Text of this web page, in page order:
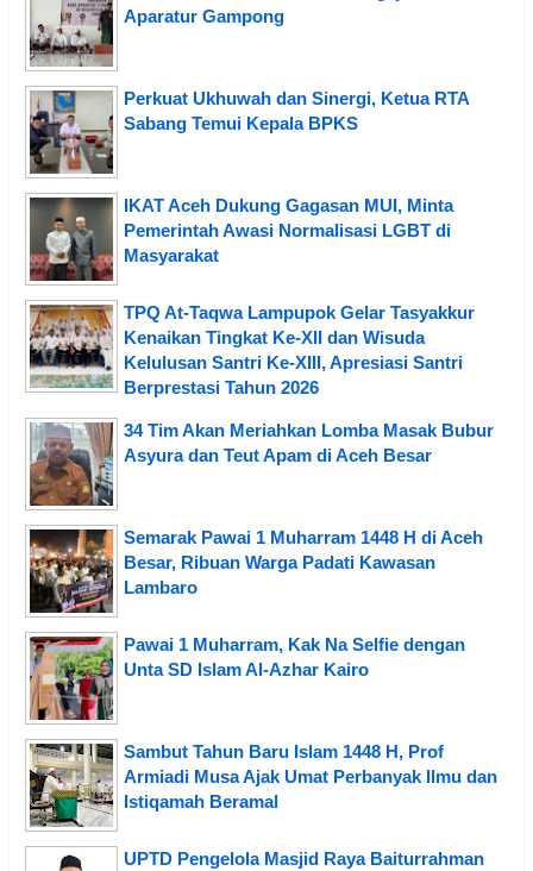
Aparatur Gampong
Perkuat Ukhuwah dan Sinergi, Ketua RTA
Sabang Temui Kepala BPKS
IKAT Aceh Dukung Gagasan MUI, Minta
Pemerintah Awasi Normalisasi LGBT di
Masyarakat
TPQ At-Taqwa Lampupok Gelar Tasyakkur
Kenaikan Tingkat Ke-XII dan Wisuda
Kelulusan Santri Ke-XIII, Apresiasi Santri
Berprestasi Tahun 2026
34 Tim Akan Meriahkan Lomba Masak Bubur
Asyura dan Teut Apam di Aceh Besar
Semarak Pawai 1 Muharram 1448 H di Aceh
Besar, Ribuan Warga Padati Kawasan
Lambaro
Pawai 1 Muharram, Kak Na Selfie dengan
Unta SD Islam Al-Azhar Kairo
Sambut Tahun Baru Islam 1448 H, Prof
Armiadi Musa Ajak Umat Perbanyak Ilmu dan
Istiqamah Beramal
UPTD Pengelola Masjid Raya Baiturrahman